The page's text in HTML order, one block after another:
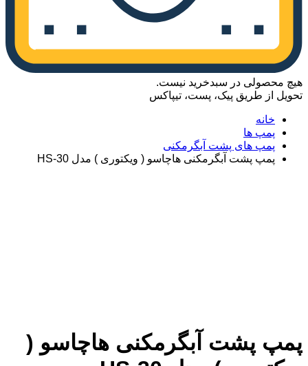
هیچ محصولی در سبدخرید نیست.
تحویل از طریق پیک، پست، تیپاکس
خانه
پمپ ها
پمپ های پشت آبگرمکنی
پمپ پشت آبگرمکنی هاچاسو ( ویکتوری ) مدل HS-30
پمپ پشت آبگرمکنی هاچاسو (